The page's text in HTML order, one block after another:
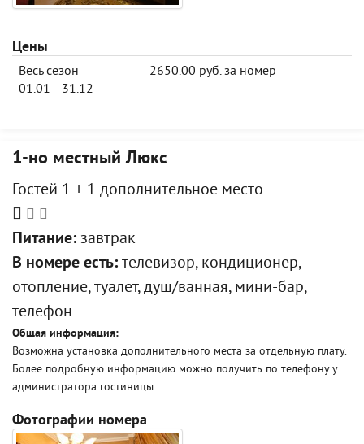
Цены
Весь сезон
01.01 - 31.12
2650.00 руб. за номер
1-но местный Люкс
Гостей 1 + 1 дополнительное место
Питание: завтрак
В номере есть: телевизор, кондиционер,
отопление, туалет, душ/ванная, мини-бар,
телефон
Общая информация:
Возможна установка дополнительного места за отдельную плату.
Более подробную информацию можно получить по телефону у
администратора гостиницы.
Фотографии номера